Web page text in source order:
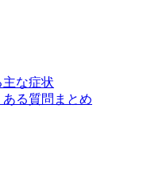
な症状
ある質問まとめ